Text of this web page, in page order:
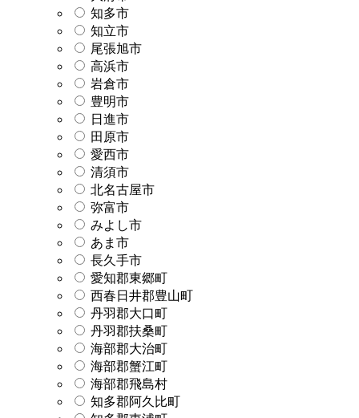
知多市
知立市
尾張旭市
高浜市
岩倉市
豊明市
日進市
田原市
愛西市
清須市
北名古屋市
弥富市
みよし市
あま市
長久手市
愛知郡東郷町
西春日井郡豊山町
丹羽郡大口町
丹羽郡扶桑町
海部郡大治町
海部郡蟹江町
海部郡飛島村
知多郡阿久比町